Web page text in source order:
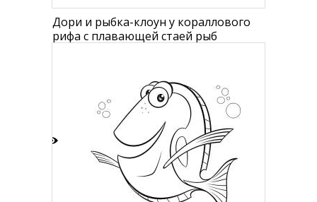
Дори и рыбка-клоун у кораллового
рифа с плавающей стаей рыб